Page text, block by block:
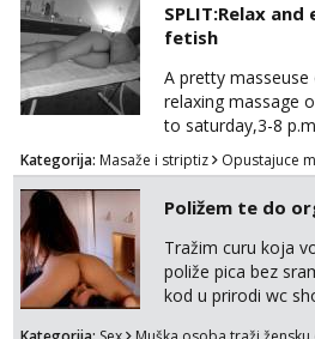
SPLIT:Relax
fetish
A pretty
relaxing massage
to saturday,3-8
for lovers of
only,no messages!
GIVEN TO
Kategorija: Masaže i striptiz Opustajuce
Poližem te do
Tražim curu koja
poliže pica bez
kod u prirodi wc